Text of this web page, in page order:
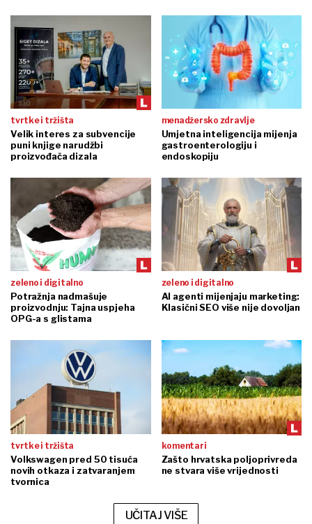
tvrtke i tržišta
Velik interes za subvencije
puni knjige narudžbi
proizvođača dizala
menadžersko zdravlje
Umjetna inteligencija mijenja
gastroenterologiju i
endoskopiju
zeleno i digitalno
Potražnja nadmašuje
proizvodnju: Tajna uspjeha
OPG-a s glistama
zeleno i digitalno
AI agenti mijenjaju marketing:
Klasični SEO više nije dovoljan
tvrtke i tržišta
Volkswagen pred 50 tisuća
novih otkaza i zatvaranjem
tvornica
komentari
Zašto hrvatska poljoprivreda
ne stvara više vrijednosti
UČITAJ VIŠE